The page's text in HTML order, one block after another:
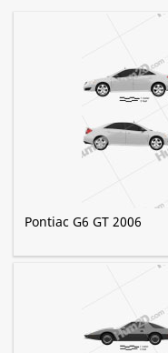
Pontiac G6 GT 2006